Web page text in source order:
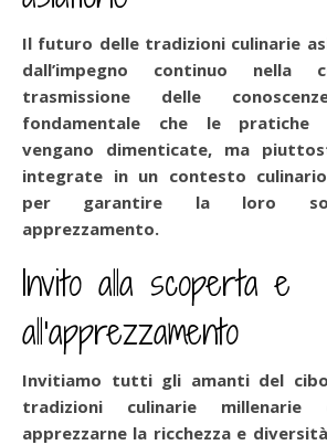
Il futuro delle tradizioni culinarie
dall’impegno continuo nella
trasmissione delle
fondamentale che le pratiche
vengano dimenticate, ma
integrate in un contesto
per garantire la loro
apprezzamento.
Invito alla scoperta e
all’apprezzamento
Invitiamo tutti gli amanti del
tradizioni culinarie millenarie
apprezzarne la ricchezza e